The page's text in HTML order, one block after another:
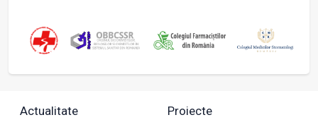
Actualitate Proiecte